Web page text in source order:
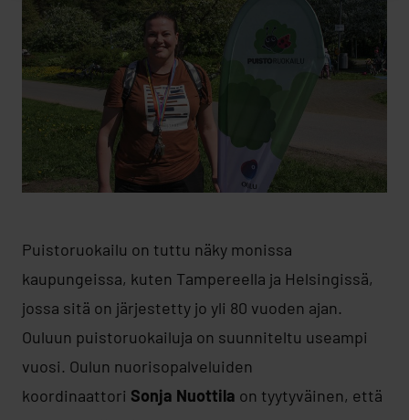
Puistoruokailu on tuttu näky monissa
kaupungeissa, kuten Tampereella ja Helsingissä,
jossa sitä on järjestetty jo yli 80 vuoden ajan.
Ouluun puistoruokailuja on suunniteltu useampi
vuosi. Oulun nuorisopalveluiden
koordinaattori Sonja Nuottila on tyytyväinen, että